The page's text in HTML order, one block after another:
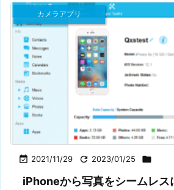
 2021/11/29  2023/01/25 
カメラアプリ
iPhoneから写真をシームレス